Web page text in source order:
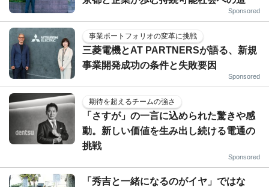
Sponsored
事業ポートフォリオの変革に挑戦
三菱電機とAT PARTNERSが語る、新規
事業開発成功の条件と失敗要因
Sponsored
期待を超えるチームの強さ
「さすが」の一言に込められた驚きや感
動。新しい価値を生み出し続ける電通の
挑戦
Sponsored
「秀吉と一緒になるのがイヤ」ではな